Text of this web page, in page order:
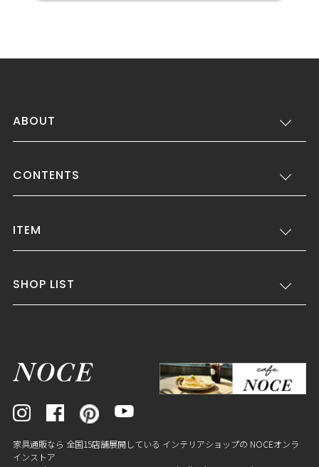
ABOUT
CONTENTS
ITEM
SHOP LIST
家具通販なら 全国15店舗展開している インテリアショップの NOCEオンラ
インストア